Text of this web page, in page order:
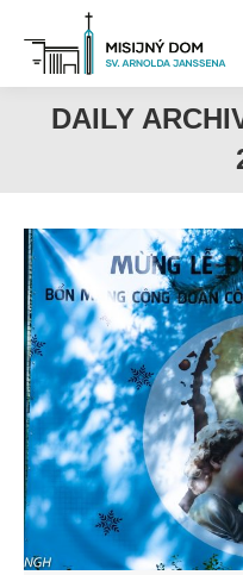
DAILY